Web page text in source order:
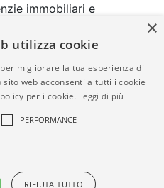
immobiliari e
l'avallo da parte di
immobiliare-italia.it
veridicità, della
della normativa in
altro aspetto dei
Powered by
×
utilizza cookie
migliorare la tua esperienza di
web acconsenti a tutti i cookie
per i cookie. Leggi di più
PERFORMANCE
RIFIUTA TUTTO